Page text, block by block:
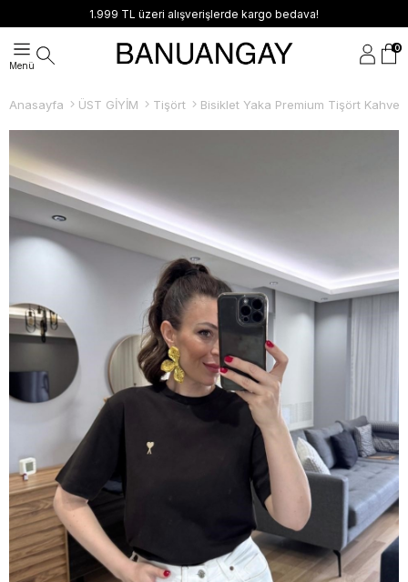
1.999 TL üzeri alışverişlerde kargo bedava!
0
Anasayfa ÜST GİYİM Tişört Bisiklet Yaka Premium Tişört